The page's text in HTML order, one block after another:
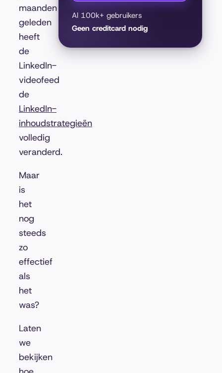
maanden
geleden
heeft
de
LinkedIn-
videofeed
de
LinkedIn-
inhoudstrategieën
volledig
veranderd.
Maar
is
het
nog
steeds
zo
effectief
als
het
was?
Laten
we
bekijken
Al 100k+ gebruikers
Geen creditcard nodig